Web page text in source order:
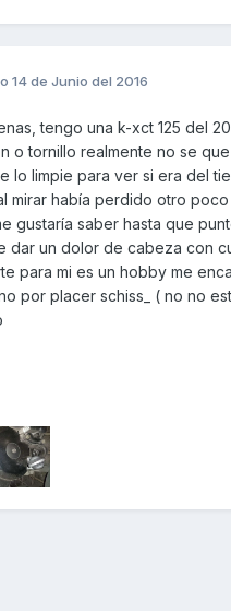
14 de Junio del 2016
tengo una k-xct 125 del
o tornillo realmente no se
lo limpie para ver si era del
mirar había perdido otro
gustaría saber hasta que
dar un dolor de cabeza con
para mi es un hobby me
por placer schiss_ ( no no